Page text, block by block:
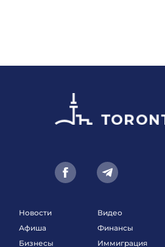
Новости
Афиша
Бизнесы
Видео
Финансы
Иммиграция